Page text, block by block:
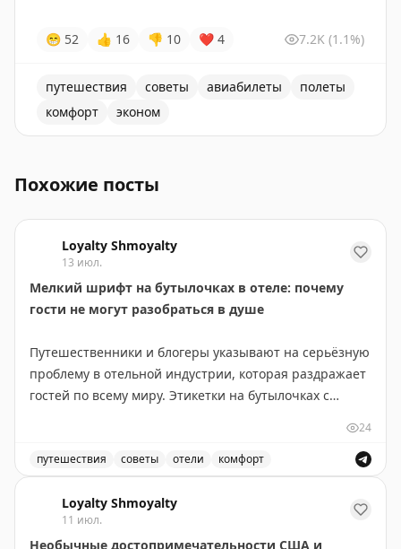
😁 52 👍 16 👎 10 ❤ 4 7.2K (1.1%)
путешествия советы авиабилеты
полеты
комфорт
эконом
Похожие посты
Loyalty Shmoyalty
13 июл.
Мелкий шрифт на бутылочках в отеле: почему
гости не могут разобраться в душе
Путешественники и блогеры указывают на серьёзную
проблему в отельной индустрии, которая раздражает
гостей по всему миру. Этикетки на бутылочках с
практически невозможно прочитать без очков.
Проблема в том, что в ванной комнате, особенно в
душе, носить очки неудобно и непрактично. Гости
24
путешествия советы отели комфорт
Loyalty Shmoyalty
11 июл.
Необычные достопримечательности США и